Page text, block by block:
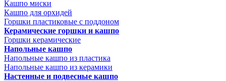
Кашпо миски
Кашпо для орхидей
Горшки пластиковые с поддоном
Керамические горшки и кашпо
Горшки керамические
Напольные кашпо
Напольные кашпо из пластика
Напольные кашпо из керамики
Настенные и подвесные кашпо